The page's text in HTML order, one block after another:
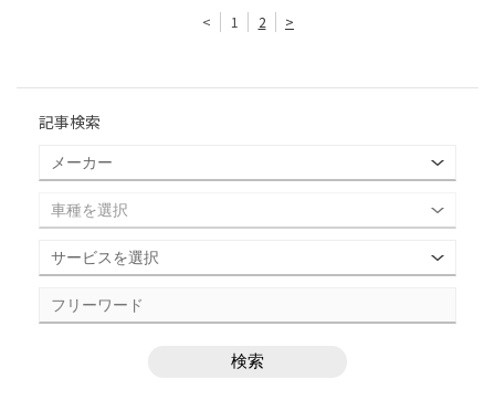
< 1 2 >
記事検索